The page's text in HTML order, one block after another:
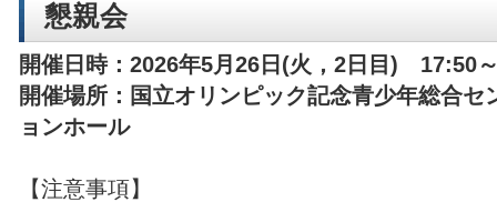
懇親会
開催日時：2026年5月26日(火，2日目) 17:50
開催場所：国立オリンピック記念青少年総合セ
ョンホール
【注意事項】